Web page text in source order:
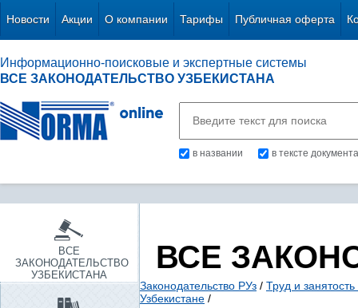
Новости Акции О компании Тарифы Публичная оферта
Информационно-поисковые и экспертные системы
ВСЕ ЗАКОНОДАТЕЛЬСТВО УЗБЕКИСТАНА
в названии в тексте документа
ВСЕ
ЗАКОНОДАТЕЛЬСТВО
УЗБЕКИСТАНА
ВСЕ
Законодательство РУз / Труд и
Узбекистане /